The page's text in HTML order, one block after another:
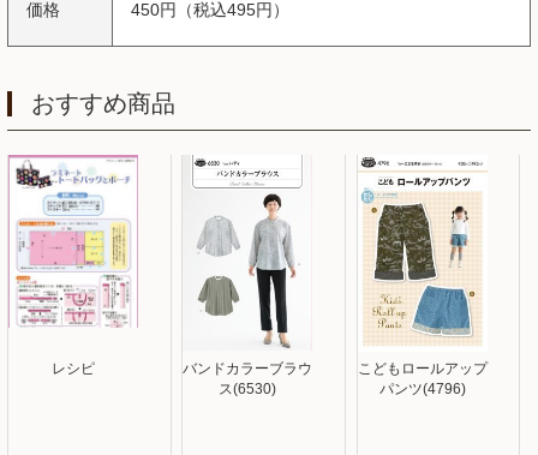
価格 450円（税込495円）
おすすめ商品
レシピ
バンドカラーブラウ
ス(6530)
こどもロールアップ
パンツ(4796)